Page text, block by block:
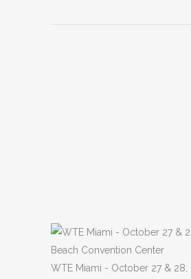
WTE Miami - October 27 & 28,